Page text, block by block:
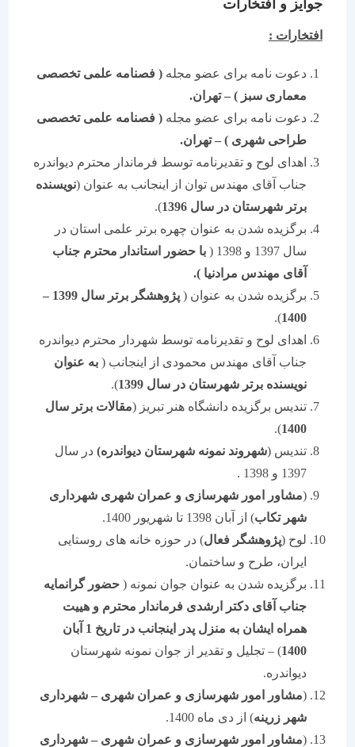
جوایز و افتخارات
افتخارات :
دعوت نامه برای عضو مجله( فصنامه علمی تخصصی
معماری سبز )–تهران.
دعوت نامه برای عضو مجله( فصنامه علمی تخصصی
طراحی شهری )–تهران.
اهدای لوح و تقدیرنامه توسط فرماندار محترم دیواندره
جناب آقای مهندس توان از اینجانب به عنوان (نویسنده
برتر شهرستان در سال 1396
).
برگزیده شدن به عنوان چهره برتر علمی استان در
با حضور استاندار محترم جناب
آقای مهندس مرادنیا ).
برگزیده شدن به عنوان (پژوهشگر برتر سال 1399
–
).
اهدای لوح و تقدیرنامه توسط شهردار محترم دیواندره
جناب آقای مهندس محمودی از اینجانب (به عنوان
نویسنده برتر شهرستان در سال 1399
).
تندیس برگزیده دانشگاه هنر تبریز (مقالات برتر سال
).
تندیس (شهروند نمونه شهرستان دیواندره)در سال
مشاور امور شهرسازی و عمران شهری شهرداری
شهر تکاب ) از آبان 1398 تا شهریور 1400.
لوح (پژوهشگر فعال ) در حوزه خانه های روستایی
ایران، طرح و ساختمان.
برگزیده شدن به عنوان جوان نمونه (حضور گرانمایه
جناب آقای دکتر ارشدی فرماندار محترم و هییت
همراه ایشان به منزل پدر اینجانب در تاریخ 1 آبان
) – تجلیل و تقدیر از جوان نمونه شهرستان
دیواندره.
مشاور امور شهرسازی و عمران شهری – شهرداری
شهر زرینه ) از دی ماه 1400.
مشاور امور شهرسازی و عمران شهری – شهرداری